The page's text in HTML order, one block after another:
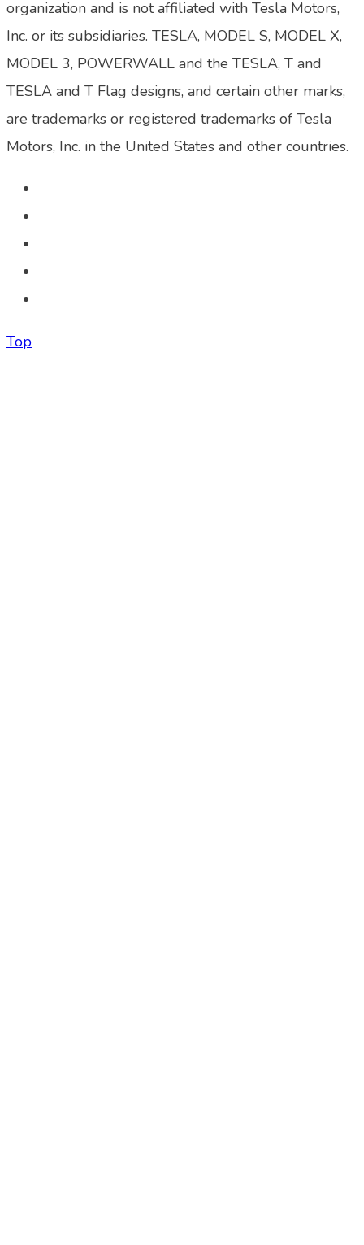
organization and is not affiliated with Tesla Motors,
Inc. or its subsidiaries. TESLA, MODEL S, MODEL X,
MODEL 3, POWERWALL and the TESLA, T and
TESLA and T Flag designs, and certain other marks,
are trademarks or registered trademarks of Tesla
Motors, Inc. in the United States and other countries.
Top